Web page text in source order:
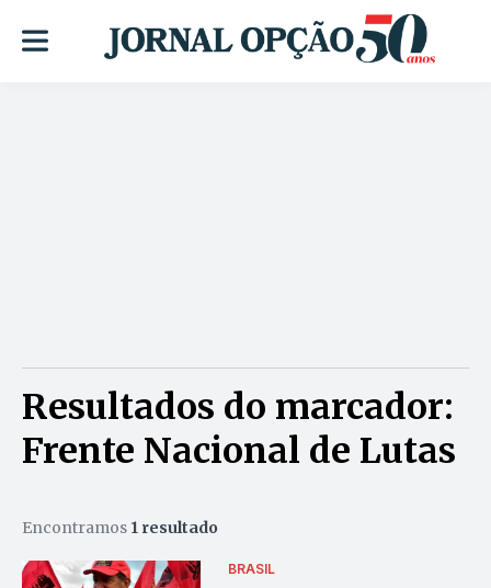
Resultados do marcador:
Frente Nacional de Lutas
Encontramos 1 resultado
BRASIL